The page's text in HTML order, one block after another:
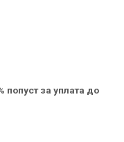
попуст за уплата до